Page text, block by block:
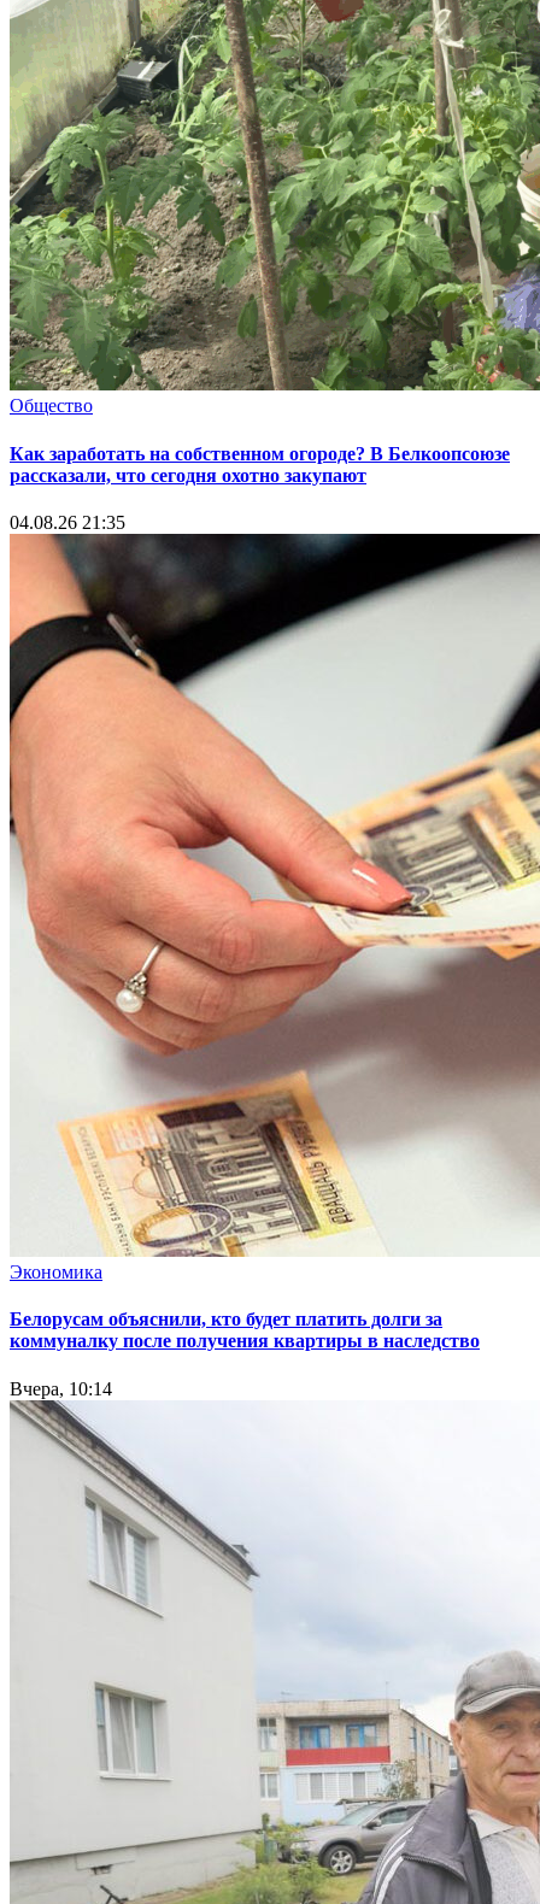
Общество
Как заработать на собственном огороде? В Белкоопсоюзе
рассказали, что сегодня охотно закупают
04.08.26 21:35
Экономика
Белорусам объяснили, кто будет платить долги за
коммуналку после получения квартиры в наследство
Вчера, 10:14